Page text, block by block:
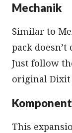
Mechanik
Similar to
pack
Just follow
original Dixit
This